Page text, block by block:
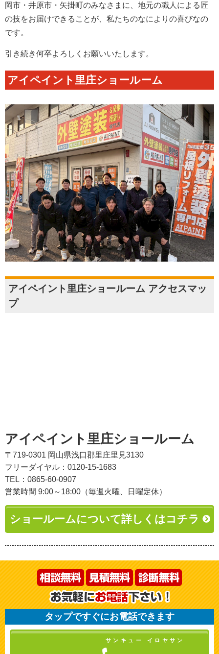
岡市・井原市・矢掛町のみなさまに、地元の職人による匠
の技をお届けできることが、私たちのなによりの喜びなの
です。
引き続き何卒よろしくお願いいたします。
アイペイント里庄ショールーム
アイペイント里庄ショールーム アクセスマッ
プ
アイペイント里庄ショールーム
〒719-0301 岡山県浅口郡里庄里見3130
フリーダイヤル：0120-15-1683
TEL：0865-60-0907
営業時間 9:00～18:00（毎週火曜、日曜定休）
ショールームについて詳しくはコチラ
タップですぐにお電話できます
サンキュー イロヤサン